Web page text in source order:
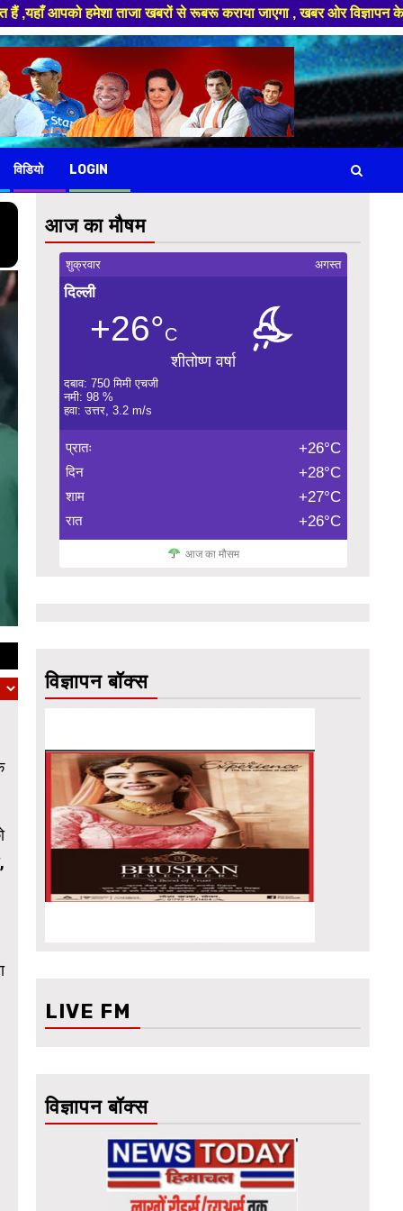
खबरों से रूबरू कराया जाएगा , खबर ओर विज्ञापन के लिए संपर्क करे
विडियो LOGIN
आज का मौषम
शुक्रवार अगस्त
दिल्ली
+26°C
शीतोष्ण वर्षा
दबाव: 750 मिमी एचजी
नमी: 98 %
हवा: उत्तर, 3.2 m/s
प्रातः +26°C
दिन +28°C
शाम +27°C
रात +26°C
आज का मौसम
विज्ञापन बॉक्स
LIVE FM
विज्ञापन बॉक्स